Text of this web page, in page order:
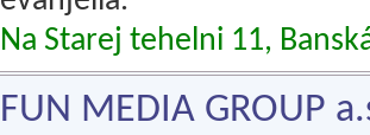
Na Starej tehelni 11,
FUN MEDIA GROUP